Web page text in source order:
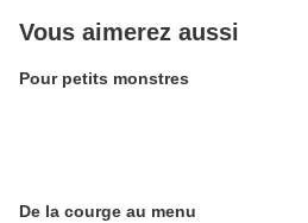
Vous aimerez aussi
Pour petits monstres
De la courge au menu